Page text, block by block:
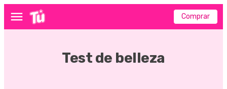
Menú Comprar
Test de belleza